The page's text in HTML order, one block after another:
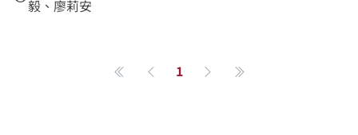
毅、廖莉安
第一頁上一頁
1 下一頁最後一頁